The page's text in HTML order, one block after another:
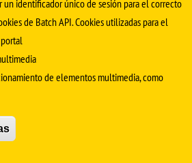
un identificador único de sesión para el correcto
de Batch API. Cookies utilizadas para el
de elementos multimedia, como